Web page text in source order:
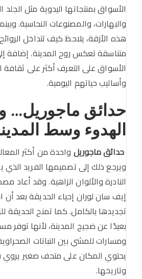
الأسواق بمنتجاتها اليدوية مثل الجلد
والبهارات، والمصنوعات النحاسية.
هذه الأزقة، يلاحظ كيف تتداخل
متناسقة تعكس روح المدينة. إضافة
الأسواق على التعرف أكثر على ثقافة
وأساليب حياتهم اليومية.
حدائق ماجوريل…
الهدوء وسط
حدائق ماجوريل واحدة من أكثر
ويرجع ذلك إلى تصميمها الفريد الذي
النادرة والألوان الزاهية. وقد أعاد
إيف سان لوران إحياء الحديقة بعد أن
تجديدها بالكامل. كما تمنح الحديقة
بعيدًا عن ضجيج المدينة، لأنها توفر
ومسارات للمشي بين النباتات
يحتوي المكان على متحف صغير
وتاريخها.